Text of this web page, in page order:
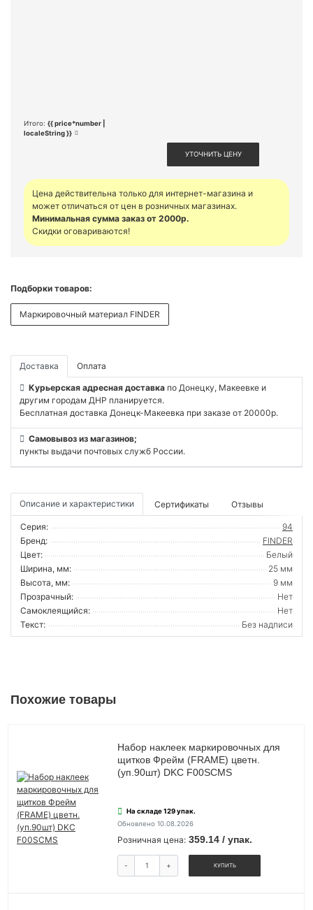
Итого: {{ price*number |
localeString }}
УТОЧНИТЬ ЦЕНУ
Цена действительна только для интернет-магазина и
может отличаться от цен в розничных магазинах.
Минимальная сумма заказ от 2000р.
Скидки оговариваются!
Подборки товаров:
Маркировочный материал FINDER
Доставка Оплата
Курьерская адресная доставка по Донецку, Макеевке и
другим городам ДНР планируется.
Бесплатная доставка Донецк-Макеевка при заказе от 20000р.
Самовывоз из магазинов;
пункты выдачи почтовых служб России.
Описание и характеристики Сертификаты Отзывы
Серия:
94
Бренд:
FINDER
Цвет:
Белый
Ширина, мм:
25 мм
Высота, мм:
9 мм
Прозрачный:
Нет
Самоклеящийся:
Нет
Текст:
Без надписи
Похожие товары
Набор наклеек маркировочных для
щитков Фрейм (FRAME) цветн.
(уп.90шт) DKC F00SCMS
На складе 129 упак.
Обновлено 10.08.2026
Розничная цена: 359.14 / упак.
- + КУПИТЬ